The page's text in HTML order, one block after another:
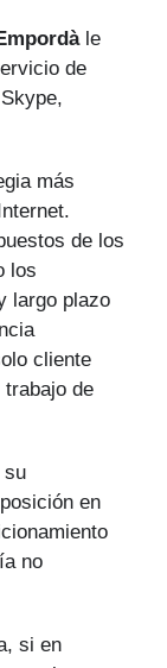
le
de
más
de los
los
largo plazo
cliente
de
su
en
no
si en